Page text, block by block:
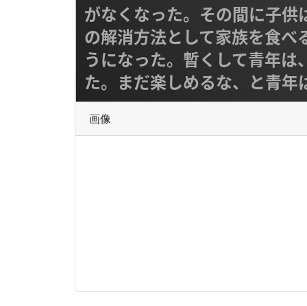
がなくなった。その間に子
の解消方法として家族を食べ
うになった。暫くして青年
た。まだ楽しめるな、と青年
画像